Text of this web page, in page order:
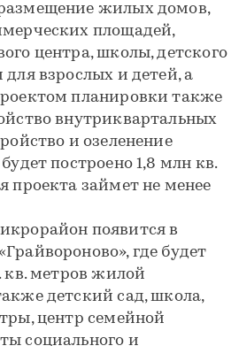
жилых домов,
площадей,
центра, школы, детского
взрослых и детей, а
планировки также
внутриквартальных
и озеленение
построено 1,8 млн кв.
проекта займет не менее
появится в
где будет
кв. метров жилой
детский сад, школа,
центр семейной
социального и